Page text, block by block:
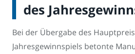
des
Bei der Übergabe des
Jahresgewinnspiels betonte